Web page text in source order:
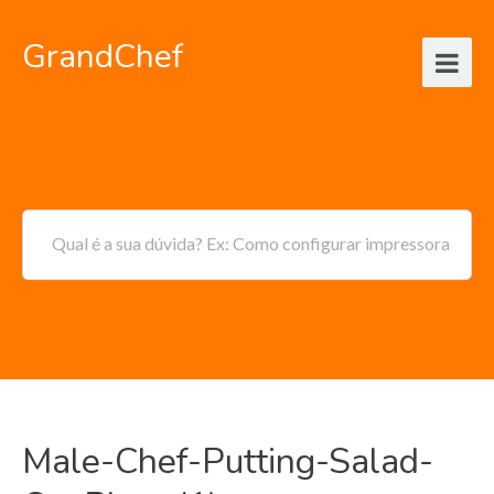
GrandChef
Qual é a sua dúvida? Ex: Como configurar impressora
Male-Chef-Putting-Salad-